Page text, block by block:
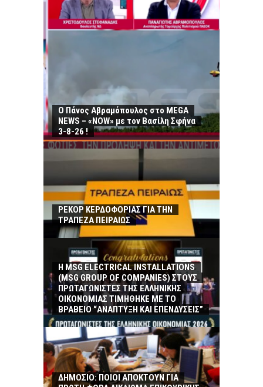
Ο Πάνος Αβραμόπουλος στο MEGA
NEWS – «NOW» με τον Βασίλη Σφήνα
3-8-26 !
ΡΕΚΟΡ ΚΕΡΔΟΦΟΡΙΑΣ ΓΙΑ ΤΗΝ
ΤΡΑΠΕΖΑ ΠΕΙΡΑΙΩΣ
Η MSG ELECTRICAL INSTALLATIONS
(MSG GROUP ΟF COMPANIES) ΣΤΟΥΣ
ΠΡΩΤΑΓΩΝΙΣΤΕΣ ΤΗΣ ΕΛΛΗΝΙΚΗΣ
ΟΙΚΟΝΟΜΙΑΣ ΤΙΜΗΘΗΚΕ ΜΕ ΤΟ
ΒΡΑΒΕΙΟ “ΑΝΑΠΤΥΞΗ ΚΑΙ ΕΠΕΝΔΥΣΕΙΣ”
ΔΗΜΟΣΙΟ: ΠΟΙΟΙ ΑΠΟΚΤΟΥΝ ΓΙΑ